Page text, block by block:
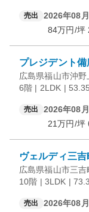
売出 2026年08月
84万円/坪
プレジデント備
広島県福山市沖
6階 | 2LDK |
売出 2026年08月
21万円/坪
ヴェルディ三
広島県福山市三吉
10階 | 3LDK |
売出 2026年08月